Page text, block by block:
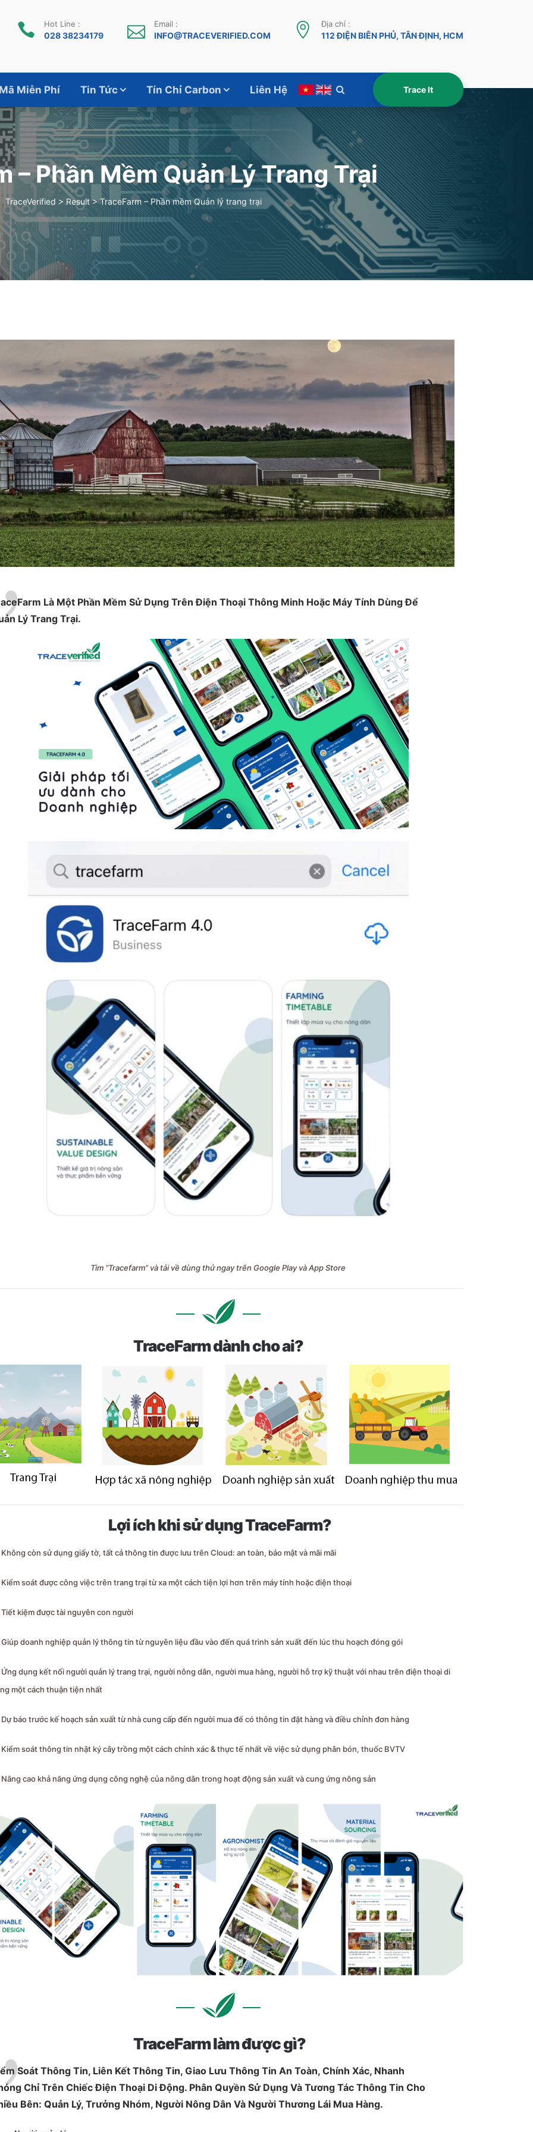
Địa chỉ :
112 ĐIỆN BIÊN PHỦ, TÂN ĐỊNH, HCM
Email :
INFO@TRACEVERIFIED.COM
Hot Line :
028 38234179
Miễn Phí Tin Tức Tín Chỉ Carbon Liên Hệ
– Phần Mềm Quản Lý Trang Trại
TraceVerified >Result>TraceFarm – Phần mềm Quản lý trang trại
Là Một Phần Mềm Sử Dụng Trên Điện Thoại Thông Minh Hoặc Máy Tính Dùng Để
Lý Trang Trại.
Tìm “Tracefarm” và tải về dùng thử ngay trên Google Play và App Store
TraceFarm dành cho ai?
Lợi ích khi sử dụng TraceFarm?
còn sử dụng giấy tờ, tất cả thông tin được lưu trên Cloud: an toàn, bảo mật và mãi mãi
soát được công việc trên trang trại từ xa một cách tiện lợi hơn trên máy tính hoặc điện thoại
kiệm được tài nguyên con người
doanh nghiệp quản lý thông tin từ nguyên liệu đầu vào đến quá trình sản xuất đến lúc thu hoạch đóng gói
dụng kết nối người quản lý trang trại, người nông dân, người mua hàng, người hỗ trợ kỹ thuật với nhau trên điện thoại di
một cách thuận tiện nhất
báo trước kế hoạch sản xuất từ nhà cung cấp đến người mua để có thông tin đặt hàng và điều chỉnh đơn hàng
soát thông tin nhật ký cây trồng một cách chính xác & thực tế nhất về việc sử dụng phân bón, thuốc BVTV
cao khả năng ứng dụng công nghệ của nông dân trong hoạt động sản xuất và cung ứng nông sản
TraceFarm làm được gì?
Soát Thông Tin, Liên Kết Thông Tin, Giao Lưu Thông Tin An Toàn, Chính Xác, Nhanh
Chỉ Trên Chiếc Điện Thoại Di Động. Phân Quyền Sử Dụng Và Tương Tác Thông Tin Cho
Bên: Quản Lý, Trưởng Nhóm, Người Nông Dân Và Người Thương Lái Mua Hàng.